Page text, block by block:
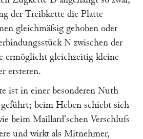
der Treibkette die Platte
gleichmäſsig gehoben oder
N zwischen der
ermöglicht gleichzeitig kleine
ersteren.
ist in einer besonderen Nuth
geführt; beim Heben schiebt sich
beim Maillard'schen Verschluſs
und wirkt als Mitnehmer,